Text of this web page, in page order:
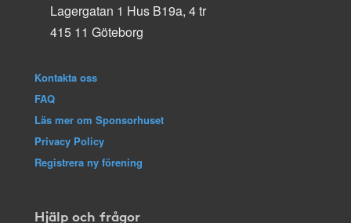
Lagergatan 1 Hus B19a, 4 tr
415 11 Göteborg
Kontakta oss
FAQ
Läs mer om Sponsorhuset
Privacy Policy
Registrera ny förening
Hjälp och frågor